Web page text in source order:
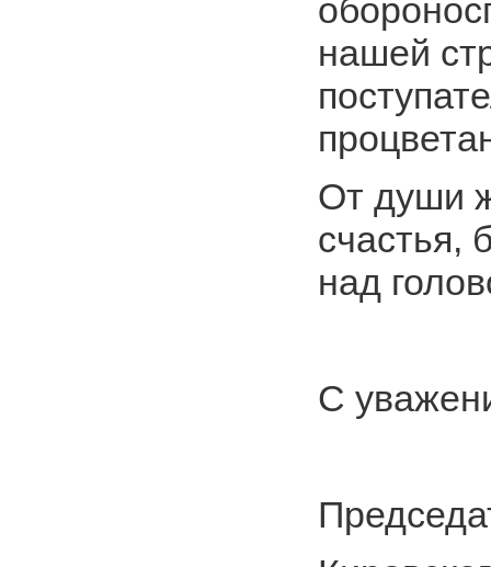
нашей
От души
счастья,
над
С